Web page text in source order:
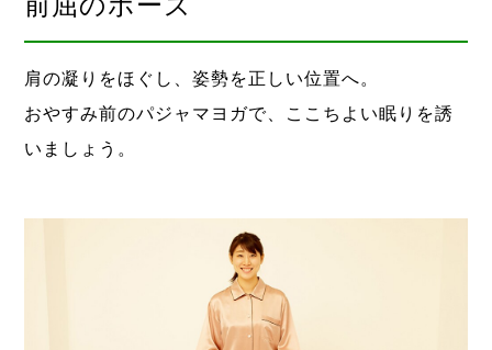
肩の凝りをほぐし、姿勢を正しい位置へ。
おやすみ前のパジャマヨガで、ここちよい眠りを誘
いましょう。